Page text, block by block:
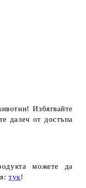
Избягвайте
далеч от достъпа
можете да
тук!